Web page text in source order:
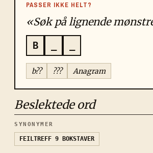
PASSER IKKE HELT?
«Søk på lignende
B
b?? ??? Anagram
Beslektede ord
SYNONYMER
FEILTREFF 9 BOKSTAVER